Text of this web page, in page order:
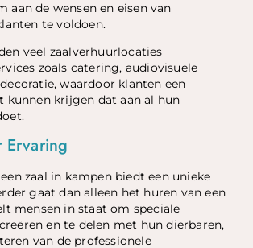
aan de wensen en eisen van
te voldoen.
veel zaalverhuurlocaties
zoals catering, audiovisuele
waardoor klanten een
kunnen krijgen dat aan al hun
Ervaring
zaal in kampen biedt een unieke
gaat dan alleen het huren van een
mensen in staat om speciale
en te delen met hun dierbaren,
van de professionele